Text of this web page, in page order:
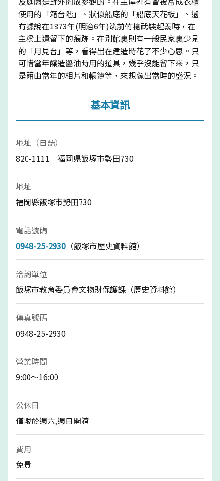
使用的「箱台階」、狀似船底的「船底天花板」、還
有據說在1873年(明治6年)筑前竹槍武裝起義時，在
主樑上遺留下的痕跡。在別館裏則有一般民家裏少見
的「月見台」等，看得出在建造時花了不少心思。只
可惜當年釀造醬油時用的道具，幾乎沒能留下來，只
是藉由當年的相片和帳簿等，來想像出當時的盛況。
基本資訊
地址（日語）
820-1111 福岡県飯塚市勢田730
地址
福岡縣飯塚市勢田730
電話號碼
0948-25-2930 （飯塚市歴史資料館）
洽詢單位
飯塚市教育委員會文物財保護課（歷史資料館）
傳真號碼
0948-25-2930
營業時間
9:00～16:00
公休日
僅限於週六,週日開館
費用
免費